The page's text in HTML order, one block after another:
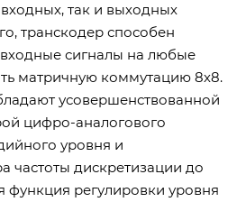
так и выходных
транскодер способен
сигналы на любые
матричную коммутацию 8х8.
усовершенствованной
цифро-аналогового
уровня и
частоты дискретизации до
функция регулировки уровня